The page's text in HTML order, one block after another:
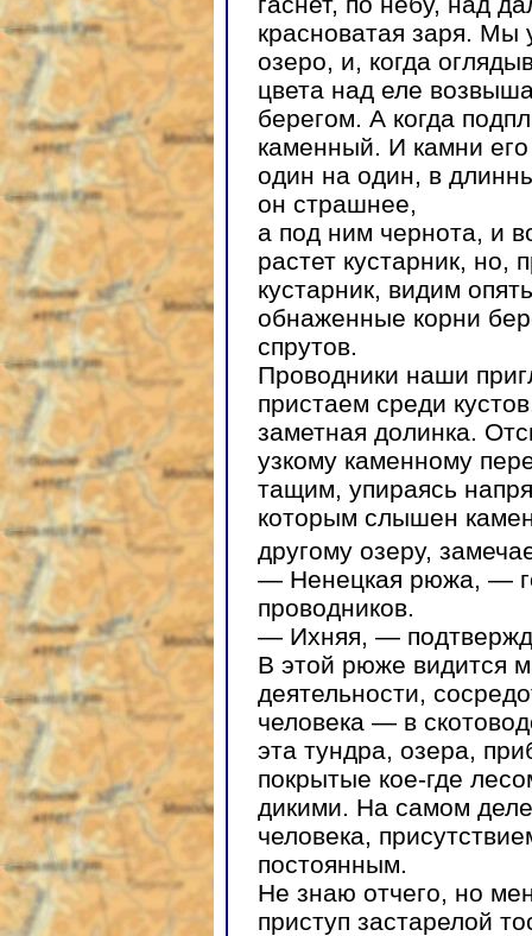
красноватая заря. Мы
озеро, и, когда
цвета над еле
берегом. А когда
каменный. И камни
один на один, в
он страшнее,
а под ним чернота, и
растет кустарник,
кустарник, видим
обнаженные корни
спрутов.
Проводники наши
пристаем среди
заметная долинка.
узкому каменному
тащим, упираясь
которым слышен
другому озеру,
— Ненецкая рюжа, —
проводников.
— Ихняя, —
В этой рюже видится
деятельности,
человека — в
эта тундра, озера,
покрытые кое-где
дикими. На самом
человека,
постоянным.
Не знаю отчего, но
приступ застарелой